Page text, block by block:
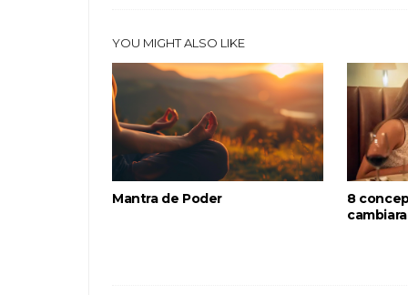
YOU MIGHT ALSO LIKE
Mantra de Poder
8